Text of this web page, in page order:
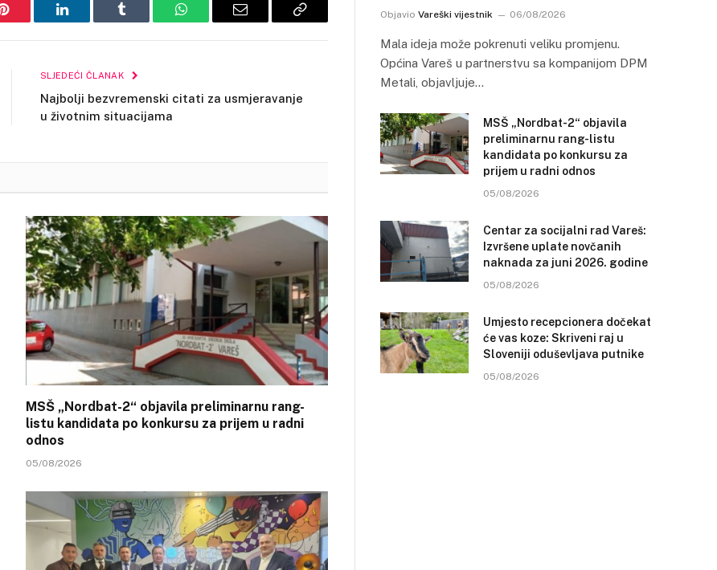
Pinterest LinkedIn Tumblr WhatsAppEmail
Copy
SLJEDEĆI ČLANAK
Najbolji bezvremenski citati za usmjeravanje
u životnim situacijama
MSŠ „Nordbat-2“ objavila preliminarnu rang-
listu kandidata po konkursu za prijem u radni
odnos
05/08/2026
Objavio Vareški vijestnik 06/08/2026
Mala ideja može pokrenuti veliku promjenu.
Općina Vareš u partnerstvu sa kompanijom DPM
Metali, objavljuje…
MSŠ „Nordbat-2“ objavila
preliminarnu rang-listu
kandidata po konkursu za
prijem u radni odnos
05/08/2026
Centar za socijalni rad Vareš:
Izvršene uplate novčanih
naknada za juni 2026. godine
05/08/2026
Umjesto recepcionera dočekat
će vas koze: Skriveni raj u
Sloveniji oduševljava putnike
05/08/2026